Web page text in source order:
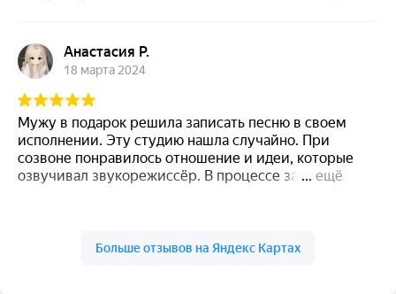
рождения сертификату и в котором теперь хочу, по
возможности, стать частым гостем. Давид очень
располагает к себе, направляет, помогая добиться
лучшего звучания, и вкладывается в работу, при
этом находя время для шуток и подбадривающих
комментариев. От результата я в таком же восторге,
как и от процесса: будто стала поп-звездой на один
день) Если вы хотите записать кавер или свою
песню, но боитесь, что будет неловко или качество
Анастасия Р.
18 марта 2024
Мужу в подарок решила записать песню в своем
исполнении. Эту студию нашла случайно. При
созвоне понравилось отношение и идеи, которые
озвучивал звукорежиссёр. В процессе записи было
помощь и незабываемый опыт. Сюрприз для мужа
... ещё
18 марта 2024
Больше отзывов на Яндекс Картах